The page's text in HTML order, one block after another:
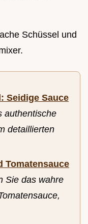
Schüssel und
Seidige Sauce
authentische
detaillierten
Tomatensauce
Sie das wahre